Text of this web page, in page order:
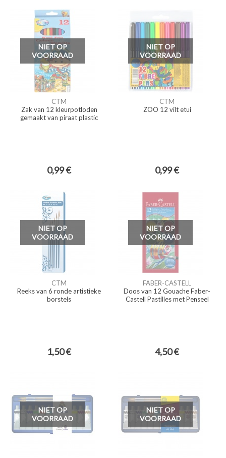
NIET OP
VOORRAAD
CTM
Zak van 12 kleurpotloden
gemaakt van piraat plastic
0,99 €
NIET OP
VOORRAAD
CTM
ZOO 12 vilt etui
0,99 €
NIET OP
VOORRAAD
CTM
Reeks van 6 ronde artistieke
borstels
1,50 €
NIET OP
VOORRAAD
FABER-CASTELL
Doos van 12 Gouache Faber-
Castell Pastilles met Penseel
4,50 €
NIET OP
VOORRAAD
NIET OP
VOORRAAD